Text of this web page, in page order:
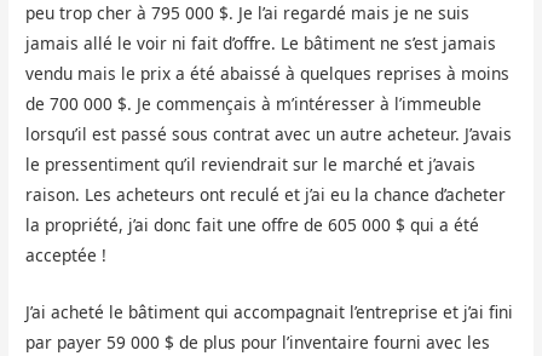
peu trop cher à 795 000 $. Je l’ai regardé mais je ne suis
jamais allé le voir ni fait d’offre. Le bâtiment ne s’est jamais
vendu mais le prix a été abaissé à quelques reprises à moins
de 700 000 $. Je commençais à m’intéresser à l’immeuble
lorsqu’il est passé sous contrat avec un autre acheteur. J’avais
le pressentiment qu’il reviendrait sur le marché et j’avais
raison. Les acheteurs ont reculé et j’ai eu la chance d’acheter
la propriété, j’ai donc fait une offre de 605 000 $ qui a été
acceptée !
J’ai acheté le bâtiment qui accompagnait l’entreprise et j’ai fini
par payer 59 000 $ de plus pour l’inventaire fourni avec les